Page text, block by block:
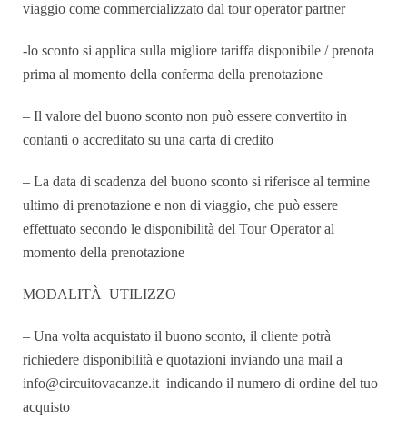
viaggio come commercializzato dal tour operator partner
-lo sconto si applica sulla migliore tariffa disponibile / prenota
prima al momento della conferma della prenotazione
– Il valore del buono sconto non può essere convertito in
contanti o accreditato su una carta di credito
– La data di scadenza del buono sconto si riferisce al termine
ultimo di prenotazione e non di viaggio, che può essere
effettuato secondo le disponibilità del Tour Operator al
momento della prenotazione
MODALITÀ UTILIZZO
– Una volta acquistato il buono sconto, il cliente potrà
richiedere disponibilità e quotazioni inviando una mail a
info@circuitovacanze.it indicando il numero di ordine del tuo
acquisto